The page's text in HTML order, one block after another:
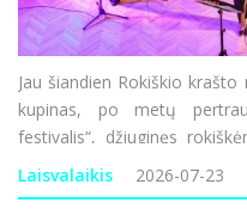
Jau šiandien Rokiškio
kupinas, po metų
festivalis“, džiuginęs
rugpjūčio 2 dienomis
Laisvalaikis 2026-07-23